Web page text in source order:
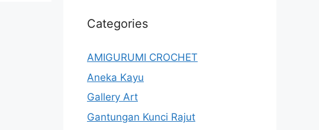
Categories
AMIGURUMI CROCHET
Aneka Kayu
Gallery Art
Gantungan Kunci Rajut